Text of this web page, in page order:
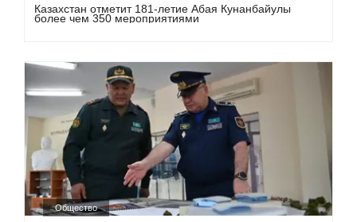
Казахстан отметит 181-летие Абая Кунанбайулы
более чем 350 мероприятиями
Общество